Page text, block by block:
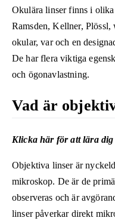
Okulära linser finns i
Ramsden, Kellner,
okular, var och en
De har flera viktiga
och ögonavlastning.
Vad är
Klicka här för att lära
Objektiva linser är
mikroskop. De är de
observeras och är
linser påverkar direkt